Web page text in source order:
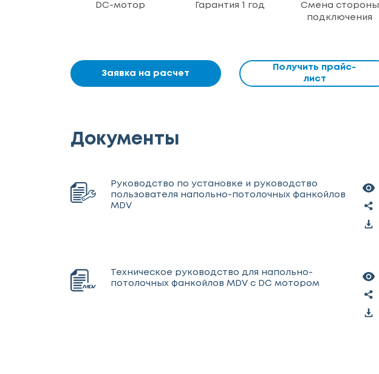
DC-мотор Гарантия 1 год
Смена стороны
подключения
Заявка на расчет
Получить прайс-
лист
Документы
Руководство по установке и руководство
пользователя напольно-потолочных фанкойлов
MDV
Техническое руководство для напольно-
потолочных фанкойлов MDV с DC мотором